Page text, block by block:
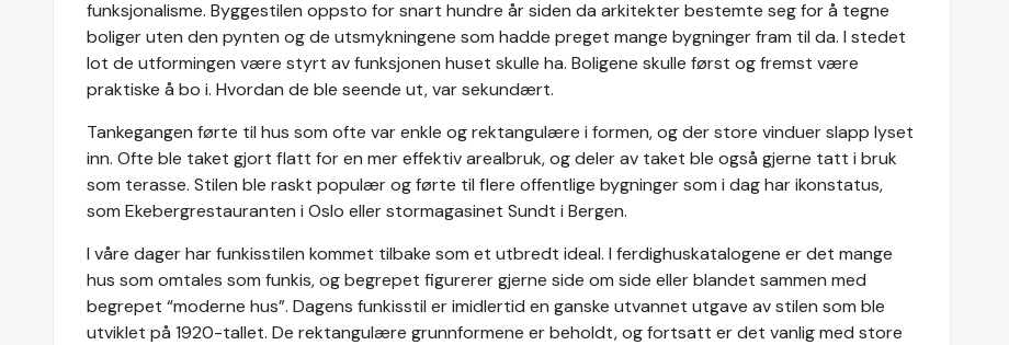
funksjonalisme. Byggestilen oppsto for snart hundre år siden da arkitekter bestemte seg for å tegne
boliger uten den pynten og de utsmykningene som hadde preget mange bygninger fram til da. I stedet
lot de utformingen være styrt av funksjonen huset skulle ha. Boligene skulle først og fremst være
praktiske å bo i. Hvordan de ble seende ut, var sekundært.
Tankegangen førte til hus som ofte var enkle og rektangulære i formen, og der store vinduer slapp lyset
inn. Ofte ble taket gjort flatt for en mer effektiv arealbruk, og deler av taket ble også gjerne tatt i bruk
som terasse. Stilen ble raskt populær og førte til flere offentlige bygninger som i dag har ikonstatus,
som Ekebergrestauranten i Oslo eller stormagasinet Sundt i Bergen.
I våre dager har funkisstilen kommet tilbake som et utbredt ideal. I ferdighuskatalogene er det mange
hus som omtales som funkis, og begrepet figurerer gjerne side om side eller blandet sammen med
begrepet “moderne hus”. Dagens funkisstil er imidlertid en ganske utvannet utgave av stilen som ble
utviklet på 1920-tallet. De rektangulære grunnformene er beholdt, og fortsatt er det vanlig med store